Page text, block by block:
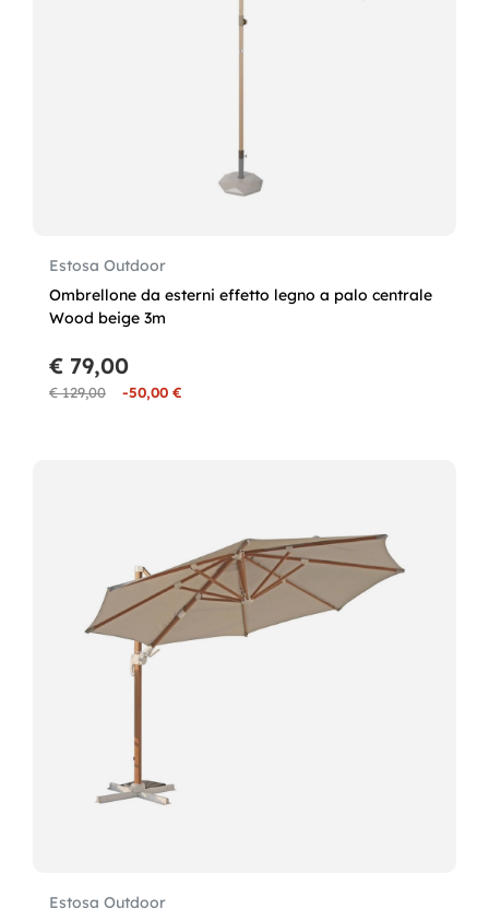
Estosa Outdoor
Ombrellone da esterni effetto legno a palo centrale
Wood beige 3m
€ 129,00 -50,00 €
€ 79,00
Estosa Outdoor